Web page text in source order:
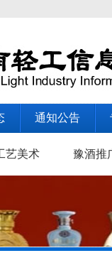
通知公告
艺美术 豫酒推